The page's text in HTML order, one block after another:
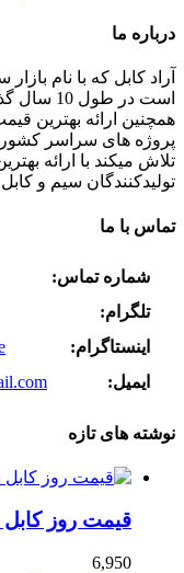
درباره ما
آراد کابل که با نام
است در
همچنین ارائه بهترین
پروژه های سراسر کشور
تلاش میکند با ارائه
تولیدکنندگان سیم و
تماس با ما
شماره تماس:
تلگرام:
اینستاگرام:
ایمیل:
نوشته های تازه
قیمت روز
6,950